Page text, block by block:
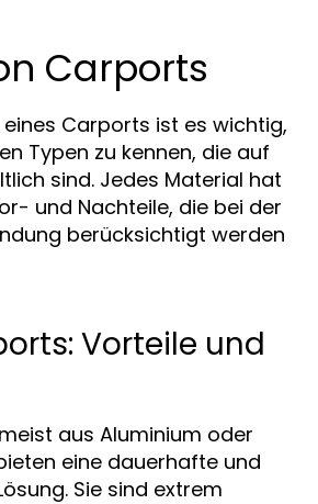
Carports
eines Carports ist es wichtig,
Typen zu kennen, die auf
sind. Jedes Material hat
und Nachteile, die bei der
berücksichtigt werden
Vorteile und
aus Aluminium oder
eine dauerhafte und
Sie sind extrem